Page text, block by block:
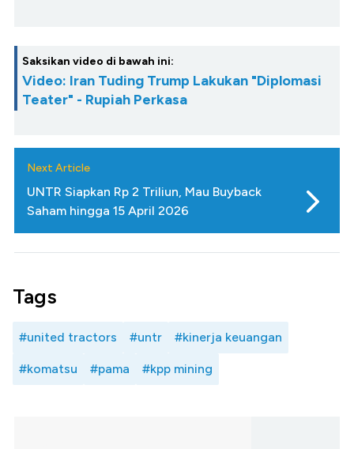
Saksikan video di bawah ini:
Video: Iran Tuding Trump Lakukan "Diplomasi
Teater" - Rupiah Perkasa
Next Article
UNTR Siapkan Rp 2 Triliun, Mau Buyback
Saham hingga 15 April 2026
Tags
#united tractors #untr #kinerja keuangan
#komatsu #pama #kpp mining